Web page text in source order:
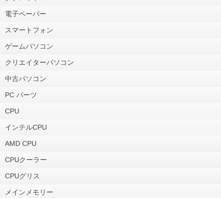
電子ペーパー
スマートフォン
ゲームパソコン
クリエイターパソコン
中古パソコン
PC パーツ
CPU
インテルCPU
AMD CPU
CPUクーラー
CPUグリス
メインメモリー